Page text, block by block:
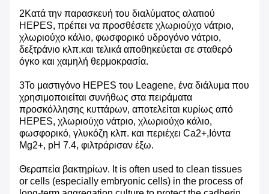
2Κατά την παρασκευή του διαλύματος αλατιού
HEPES, πρέπει να προσθέσετε χλωριούχο νάτριο,
χλωριούχο κάλιο, φωσφορικό υδρογόνο νάτριο,
δεξτράνιο κλπ.και τελικά αποθηκεύεται σε σταθερό
όγκο και χαμηλή θερμοκρασία.
3Το μαστιγόνο HEPES του Leagene, ένα διάλυμα που
χρησιμοποιείται συνήθως στα πειράματα
προσκόλλησης κυττάρων, αποτελείται κυρίως από
HEPES, χλωριούχο νάτριο, χλωριούχο κάλιο,
φωσφορικό, γλυκόζη κλπ. και περιέχει Ca2+,Ιόντα
Mg2+, pH 7.4, φιλτράρισαν έξω.
Θεραπεία βακτηρίων. It is often used to clean tissues
or cells (especially embryonic cells) in the process of